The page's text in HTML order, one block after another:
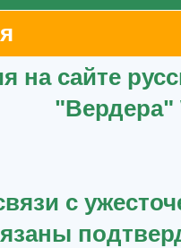
на сайте
"Вердера"
с